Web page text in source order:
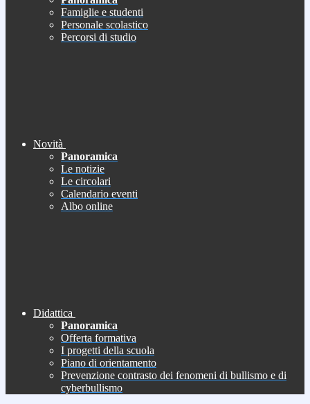
Famiglie e studenti
Personale scolastico
Percorsi di studio
Novità
Panoramica
Le notizie
Le circolari
Calendario eventi
Albo online
Didattica
Panoramica
Offerta formativa
I progetti della scuola
Piano di orientamento
Prevenzione contrasto dei fenomeni di bullismo e di
cyberbullismo